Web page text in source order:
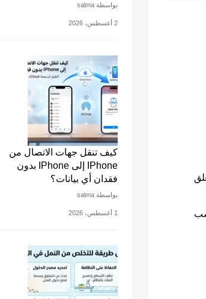
بواسطة salma
2 أغسطس، 2026
كيف تنقل جهات الاتصال من
IPhone إلى IPhone بدون
فقدان أي بيانات؟
بواسطة salma
1 أغسطس، 2026